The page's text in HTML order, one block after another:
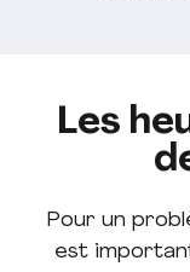
Les
Pour un
est